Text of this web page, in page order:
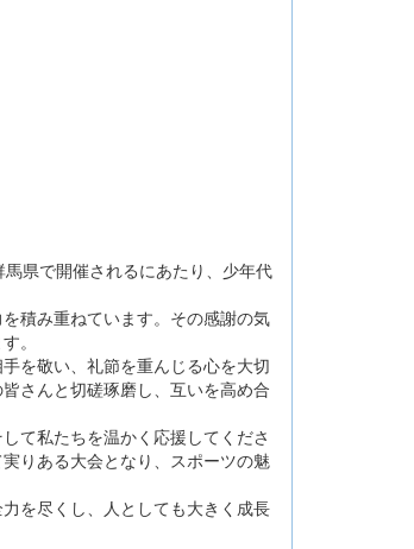
県で開催されるにあたり、少年代
積み重ねています。その感謝の気
。
を敬い、礼節を重んじる心を大切
さんと切磋琢磨し、互いを高め合
て私たちを温かく応援してくださ
りある大会となり、スポーツの魅
を尽くし、人としても大きく成長